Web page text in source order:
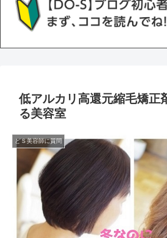
低アルカリ高還元縮毛矯正
る美容室
どＳ美容師に質問